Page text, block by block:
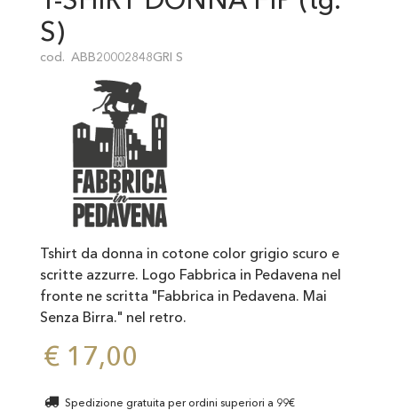
S)
cod. ABB20002848GRI S
Tshirt da donna in cotone color grigio scuro e
scritte azzurre. Logo Fabbrica in Pedavena nel
fronte ne scritta "Fabbrica in Pedavena. Mai
Senza Birra." nel retro.
€ 17,00
Spedizione gratuita per ordini superiori a 99€